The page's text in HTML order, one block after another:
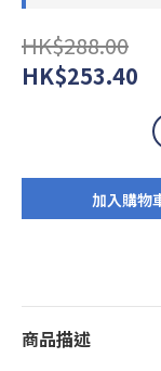
HK$288.00
HK$253.40
加入購物
商品描述